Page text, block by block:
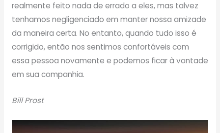
realmente feito nada de errado a eles, mas talvez
tenhamos negligenciado em manter nossa amizade
da maneira certa. No entanto, quando tudo isso é
corrigido, então nos sentimos confortáveis ​​com
essa pessoa novamente e podemos ficar à vontade
em sua companhia.
Bill Prost